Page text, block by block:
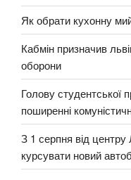
Як обрати кухонну
Кабмін призначив
оборони
Голову студентської
поширенні
З 1 серпня від
курсувати новий